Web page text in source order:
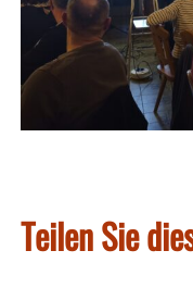
Teilen Sie